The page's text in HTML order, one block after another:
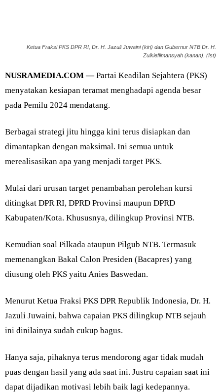
Ketua Fraksi PKS DPR RI, Dr. H. Jazuli Juwaini (kiri) dan Gubernur NTB Dr. H.
Zulkieflimansyah (kanan). (Ist)
NUSRAMEDIA.COM —Partai Keadilan Sejahtera (PKS)
menyatakan kesiapan teramat menghadapi agenda besar
pada Pemilu 2024 mendatang.
Berbagai strategi jitu hingga kini terus disiapkan dan
dimantapkan dengan maksimal. Ini semua untuk
merealisasikan apa yang menjadi target PKS.
Mulai dari urusan target penambahan perolehan kursi
ditingkat DPR RI, DPRD Provinsi maupun DPRD
Kabupaten/Kota. Khususnya, dilingkup Provinsi NTB.
Kemudian soal Pilkada ataupun Pilgub NTB. Termasuk
memenangkan Bakal Calon Presiden (Bacapres) yang
diusung oleh PKS yaitu Anies Baswedan.
Menurut Ketua Fraksi PKS DPR Republik Indonesia, Dr. H.
Jazuli Juwaini, bahwa capaian PKS dilingkup NTB sejauh
ini dinilainya sudah cukup bagus.
Hanya saja, pihaknya terus mendorong agar tidak mudah
puas dengan hasil yang ada saat ini. Justru capaian saat ini
dapat dijadikan motivasi lebih baik lagi kedepannya.